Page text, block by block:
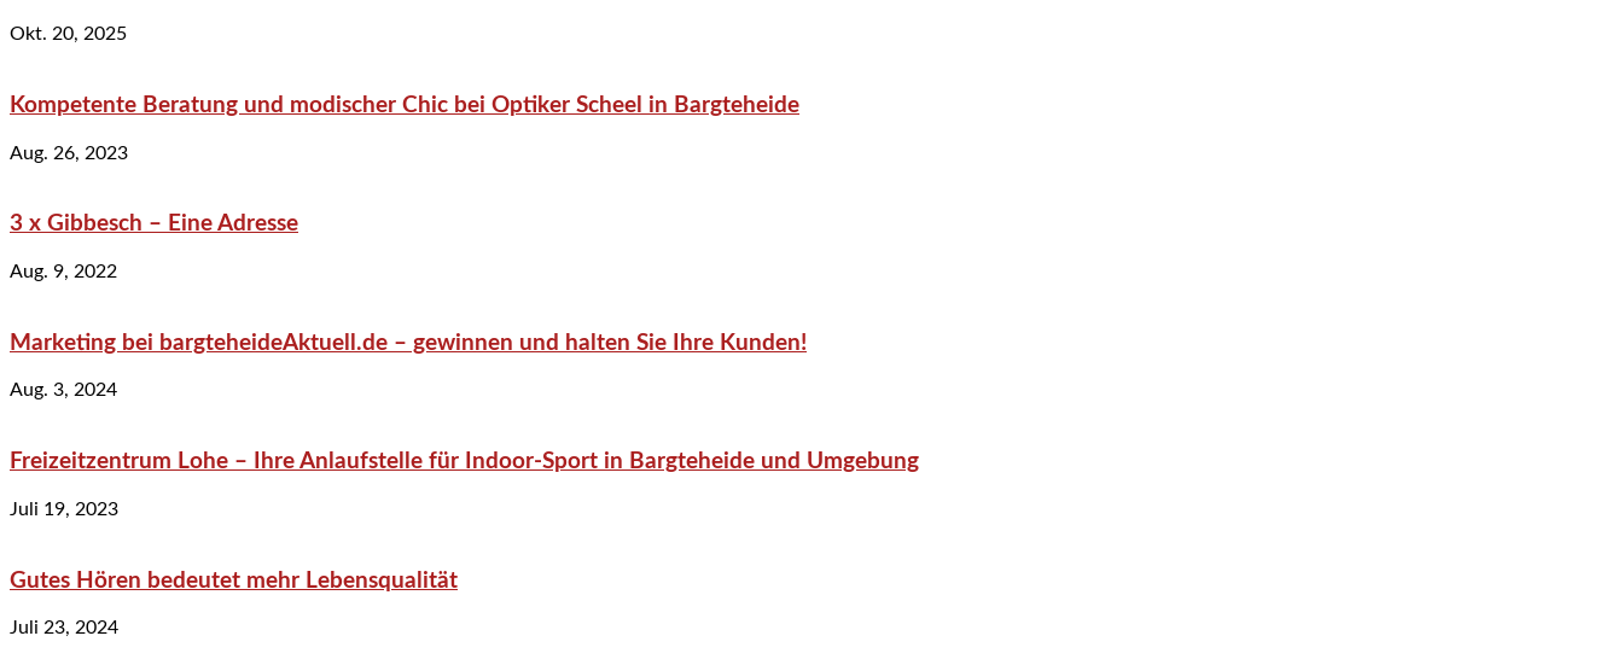
Okt. 20, 2025
Kompetente Beratung und modischer Chic bei Optiker Scheel in Bargteheide
Aug. 26, 2023
3 x Gibbesch – Eine Adresse
Aug. 9, 2022
Marketing bei bargteheideAktuell.de – gewinnen und halten Sie Ihre Kunden!
Aug. 3, 2024
Freizeitzentrum Lohe – Ihre Anlaufstelle für Indoor-Sport in Bargteheide und Umgebung
Juli 19, 2023
Gutes Hören bedeutet mehr Lebensqualität
Juli 23, 2024